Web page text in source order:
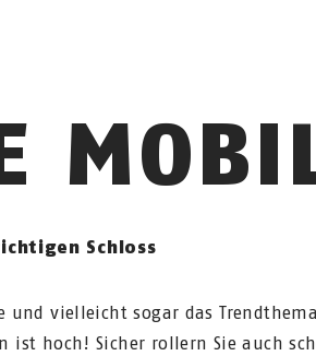
Schloss
und vielleicht sogar das
ist hoch! Sicher rollern Sie auch